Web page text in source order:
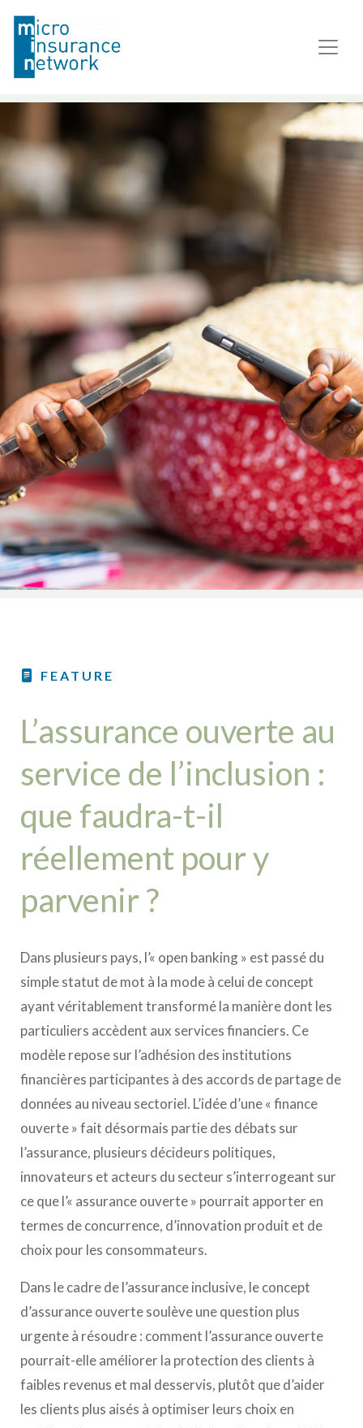
FEATURE
L’assurance ouverte au
service de l’inclusion :
que faudra-t-il
réellement pour y
parvenir ?
Dans plusieurs pays, l’« open banking » est passé du
simple statut de mot à la mode à celui de concept
ayant véritablement transformé la manière dont les
particuliers accèdent aux services financiers. Ce
modèle repose sur l’adhésion des institutions
financières participantes à des accords de partage de
données au niveau sectoriel. L’idée d’une « finance
ouverte » fait désormais partie des débats sur
l’assurance, plusieurs décideurs politiques,
innovateurs et acteurs du secteur s’interrogeant sur
ce que l’« assurance ouverte » pourrait apporter en
termes de concurrence, d’innovation produit et de
choix pour les consommateurs.
Dans le cadre de l’assurance inclusive, le concept
d’assurance ouverte soulève une question plus
urgente à résoudre : comment l’assurance ouverte
pourrait-elle améliorer la protection des clients à
faibles revenus et mal desservis, plutôt que d’aider
les clients plus aisés à optimiser leurs choix en